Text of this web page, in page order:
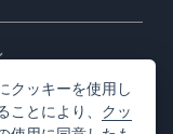
クッキーを使用し
とにより、 クッ